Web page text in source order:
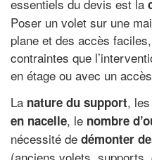
essentiels du devis est la
Poser un volet sur une
plane et des accès
contraintes que
en étage ou avec un
La nature du support,
en nacelle, le nombre
nécessité de démonter